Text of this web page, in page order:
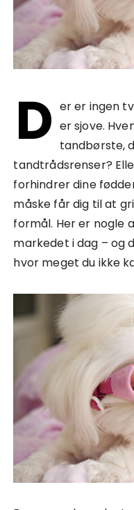
D er er ingen
er sjove.
tandbørste,
tandtrådsrenser?
forhindrer dine
måske får dig til at
formål. Her er nogle
markedet i dag – og
hvor meget du ikke